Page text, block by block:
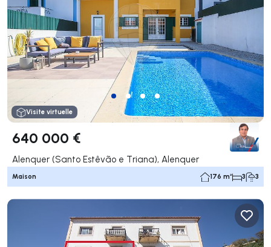
Visite virtuelle
640 000 €
Alenquer (Santo Estêvão e Triana), Alenquer
Maison 176 m² 3 3